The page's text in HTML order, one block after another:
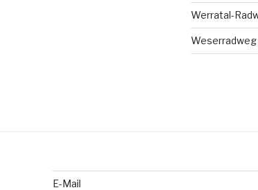
Werratal-
Weserradweg
E-Mail